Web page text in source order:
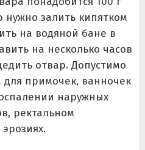
залить кипятком
на водяной бане в
на несколько часов
отвар. Допустимо
для примочек, ванночек
наружных
ректальном